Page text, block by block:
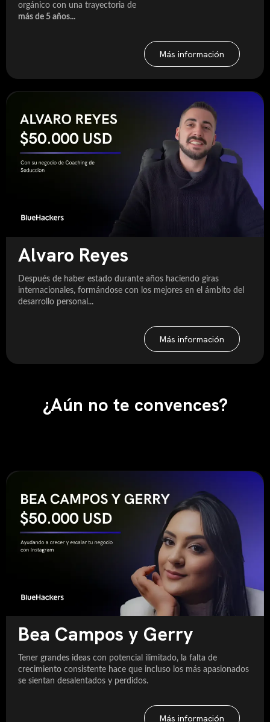
orgánico con una trayectoria de
más de 5 años...
Más información
Alvaro Reyes
Después de haber estado durante años haciendo giras
internacionales, formándose con los mejores en el ámbito del
desarrollo personal...
Más información
¿Aún no te convences?
Bea Campos y Gerry
Tener grandes ideas con potencial ilimitado, la falta de
crecimiento consistente hace que incluso los más apasionados
se sientan desalentados y perdidos.
Más información